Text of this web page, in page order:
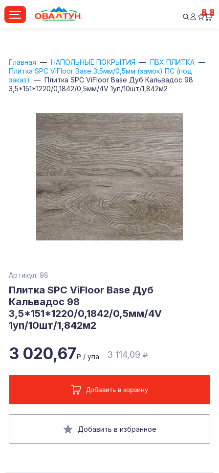
0 0
Главная НАПОЛЬНЫЕ ПОКРЫТИЯ
ПВХ ПЛИТКА
Плитка SPC ViFloor Base 3,5мм/0,5мм (замок) ПС (под
заказ)
Плитка SPC ViFloor Base Дуб Кальвадос 98
3,5*151*1220/0,1842/0,5мм/4V 1уп/10шт/1,842м2
Артикул: 98
Плитка SPC ViFloor Base Дуб
Кальвадос 98
3,5*151*1220/0,1842/0,5мм/4V
1уп/10шт/1,842м2
3 020,67₽ / упа 3 114,09₽
Добавить в корзину
Добавить в избранное